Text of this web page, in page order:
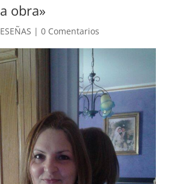
obra»
| 0 Comentarios